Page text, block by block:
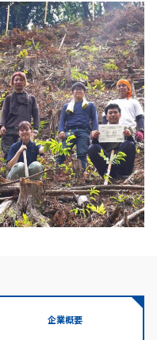
企業概要